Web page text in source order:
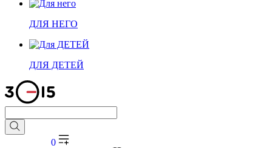
ДЛЯ НЕГО
ДЛЯ ДЕТЕЙ
0